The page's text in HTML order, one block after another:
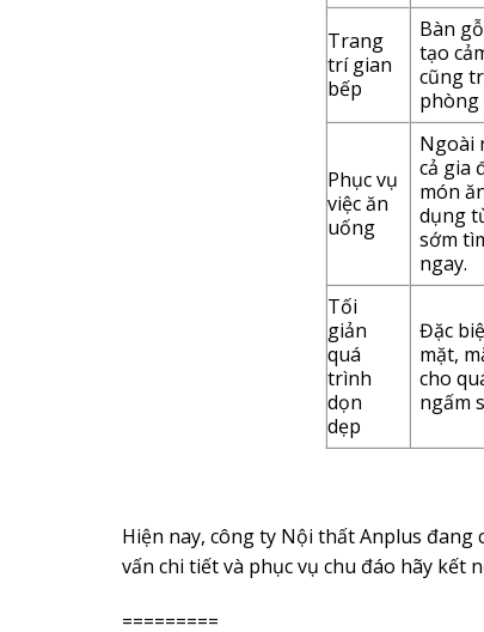
Trang
trí gian
bếp
Bàn
tạo
cũng
phòng
Phục vụ
việc ăn
uống
Ngoài
cả gia
món
dụng
sớm
ngay.
Tối
giản
quá
trình
dọn
dẹp
Đặc
mặt,
cho
ngấm
Hiện nay, công ty Nội thất Anplus
vấn chi tiết và phục vụ chu đáo hãy kết
=========